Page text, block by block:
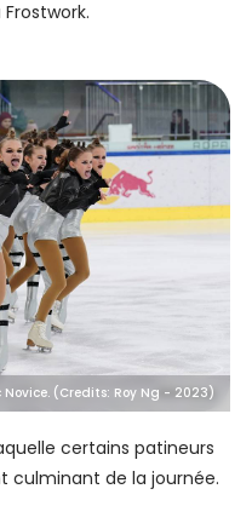
Novice. (Credits: Roy Ng - 2023)
certains patineurs
culminant de la journée.